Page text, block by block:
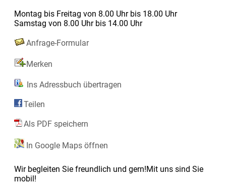
Montag bis Freitag von 8.00 Uhr bis 18.00 Uhr
Samstag von 8.00 Uhr bis 14.00 Uhr
Anfrage-Formular
Merken
Ins Adressbuch übertragen
Teilen
Als PDF speichern
In Google Maps öffnen
Wir begleiten Sie freundlich und gern!Mit uns sind Sie
mobil!